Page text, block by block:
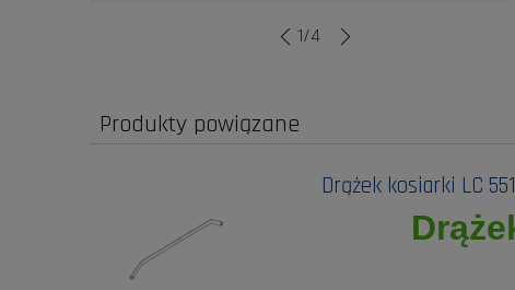
1/4
Produkty powiązane
Drążek kosiarki LC